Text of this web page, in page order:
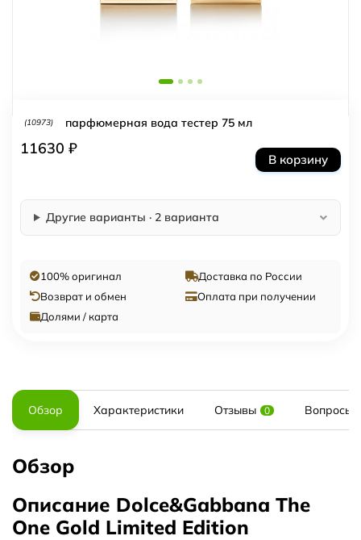
(10973) парфюмерная вода тестер 75 мл
11630 ₽
В корзину
Другие варианты · 2 варианта
100% оригинал
Доставка по России
Возврат и обмен
Оплата при получении
Долями / карта
Обзор Характеристики Отзывы 0 Вопросы
Обзор
Описание Dolce&Gabbana The
One Gold Limited Edition